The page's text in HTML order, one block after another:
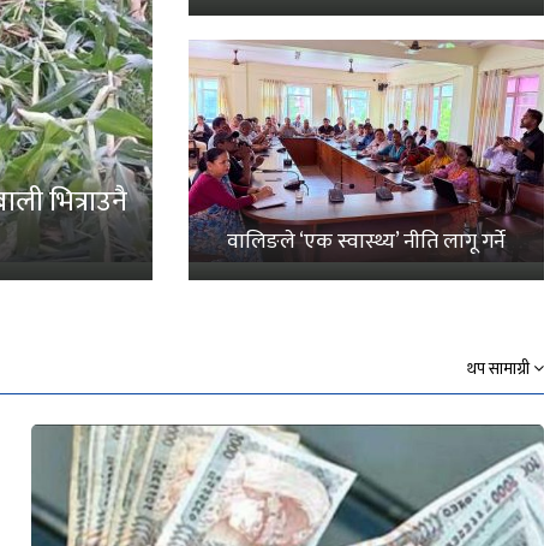
भित्राउनै
वालिङले ‘एक स्वास्थ्य’ नीति लागू गर्ने
थप सामाग्री